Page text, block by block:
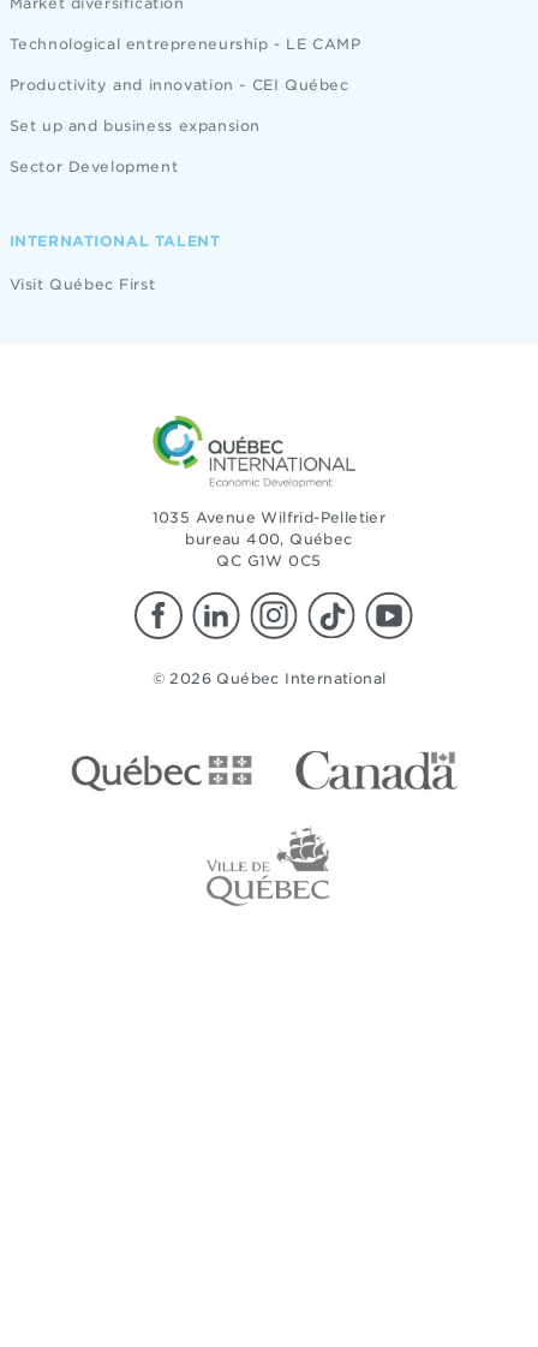
Technological entrepreneurship - LE CAMP
Productivity and innovation - CEI Québec
Set up and business expansion
Sector Development
INTERNATIONAL TALENT
Visit Québec First
1035 Avenue Wilfrid-Pelletier
bureau 400, Québec
QC G1W 0C5
© 2026 Québec International